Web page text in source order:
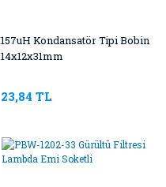
157uH Kondansatör Tipi Bobin
14x12x31mm
23,84 TL